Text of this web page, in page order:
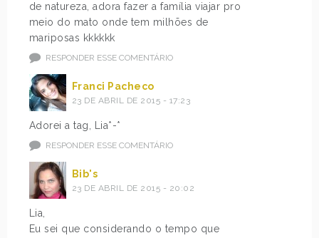
de natureza, adora fazer a família viajar pro
meio do mato onde tem milhões de
mariposas kkkkkk
RESPONDER ESSE COMENTÁRIO
Franci Pacheco
23 DE ABRIL DE 2015 - 17:23
Adorei a tag, Lia*-*
RESPONDER ESSE COMENTÁRIO
Bib's
23 DE ABRIL DE 2015 - 20:02
Lia,
Eu sei que considerando o tempo que